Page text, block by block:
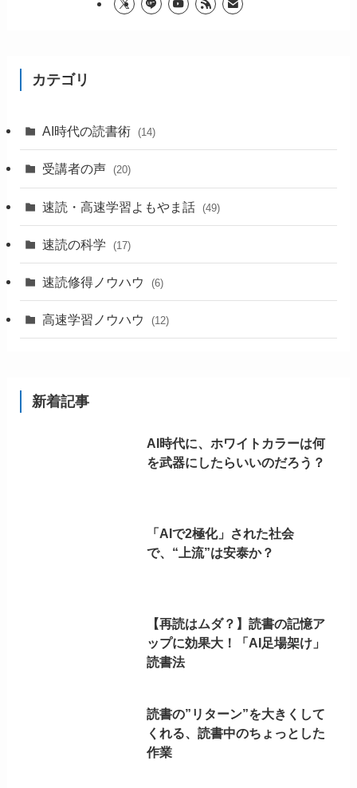
カテゴリ
AI時代の読書術 (14)
受講者の声 (20)
速読・高速学習よもやま話 (49)
速読の科学 (17)
速読修得ノウハウ (6)
高速学習ノウハウ (12)
新着記事
AI時代に、ホワイトカラーは何
を武器にしたらいいのだろう？
「AIで2極化」された社会
で、“上流”は安泰か？
【再読はムダ？】読書の記憶ア
ップに効果大！「AI足場架け」
読書法
読書の”リターン”を大きくして
くれる、読書中のちょっとした
作業